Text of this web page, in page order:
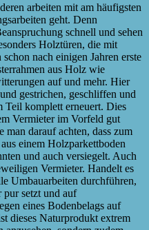
arbeiten mit am häufigsten
geht. Denn
schnell und sehen
Holztüren, die mit
nach einigen Jahren erste
aus Holz wie
auf und mehr. Hier
gestrichen, geschliffen und
Teil komplett erneuert. Dies
Vermieter im Vorfeld gut
man darauf achten, dass zum
einem Holzparkettboden
und auch versiegelt. Auch
Vermieter. Handelt es
Umbauarbeiten durchführen,
pur setzt und auf
eines Bodenbelags auf
dieses Naturprodukt extrem